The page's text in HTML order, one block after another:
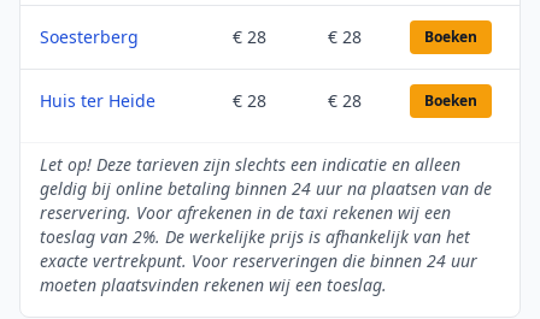
Soesterberg € 28 € 28 Boeken
Huis ter Heide € 28 € 28 Boeken
Let op! Deze tarieven zijn slechts een indicatie en alleen
geldig bij online betaling binnen 24 uur na plaatsen van de
reservering. Voor afrekenen in de taxi rekenen wij een
toeslag van 2%. De werkelijke prijs is afhankelijk van het
exacte vertrekpunt. Voor reserveringen die binnen 24 uur
moeten plaatsvinden rekenen wij een toeslag.